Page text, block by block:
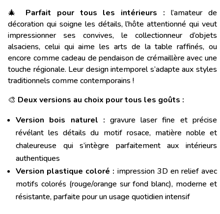
🎄 Parfait pour tous les intérieurs : l’amateur de
décoration qui soigne les détails, l’hôte attentionné qui veut
impressionner ses convives, le collectionneur d’objets
alsaciens, celui qui aime les arts de la table raffinés, ou
encore comme cadeau de pendaison de crémaillère avec une
touche régionale. Leur design intemporel s’adapte aux styles
traditionnels comme contemporains !
🎨 Deux versions au choix pour tous les goûts :
Version bois naturel : gravure laser fine et précise
révélant les détails du motif rosace, matière noble et
chaleureuse qui s’intègre parfaitement aux intérieurs
authentiques
Version plastique coloré : impression 3D en relief avec
motifs colorés (rouge/orange sur fond blanc), moderne et
résistante, parfaite pour un usage quotidien intensif